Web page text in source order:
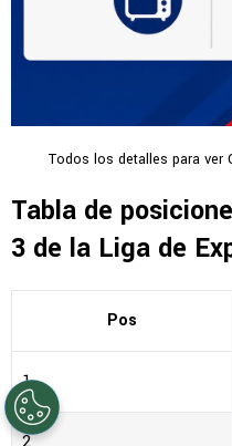
Todos los detalles para ver
Tabla de
3 de la Liga de
Pos
1